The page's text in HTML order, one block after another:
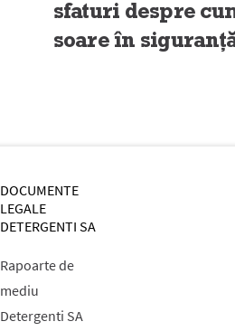
sfaturi despre
soare în
DOCUMENTE
LEGALE
DETERGENTI SA
Rapoarte de
mediu
Detergenti SA